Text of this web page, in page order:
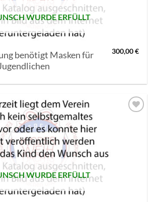
WURDE ERFÜLLT
benötigt Masken für
300,00€
WURDE ERFÜLLT